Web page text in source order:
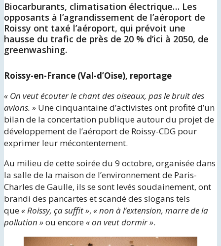
Biocarburants, climatisation électrique… Les
opposants à l’agrandissement de l’aéroport de
Roissy ont taxé l’aéroport, qui prévoit une
hausse du trafic de près de 20 % d’ici à 2050, de
greenwashing.
Roissy-en-France (Val-d’Oise), reportage
« On veut écouter le chant des oiseaux, pas le bruit des
avions. » Une cinquantaine d’activistes ont profité d’un
bilan de la concertation publique autour du projet de
développement de l’aéroport de Roissy-CDG pour
exprimer leur mécontentement.
Au milieu de cette soirée du 9 octobre, organisée dans
la salle de la maison de l’environnement de Paris-
Charles de Gaulle, ils se sont levés soudainement, ont
brandi des pancartes et scandé des slogans tels
que« Roissy, ça suffit », « non à l’extension, marre de la
pollution »ou encore« on veut dormir ».